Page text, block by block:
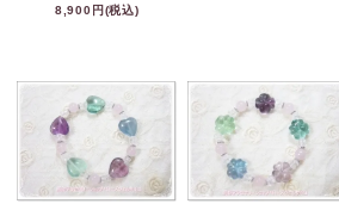
8,900円(税込)